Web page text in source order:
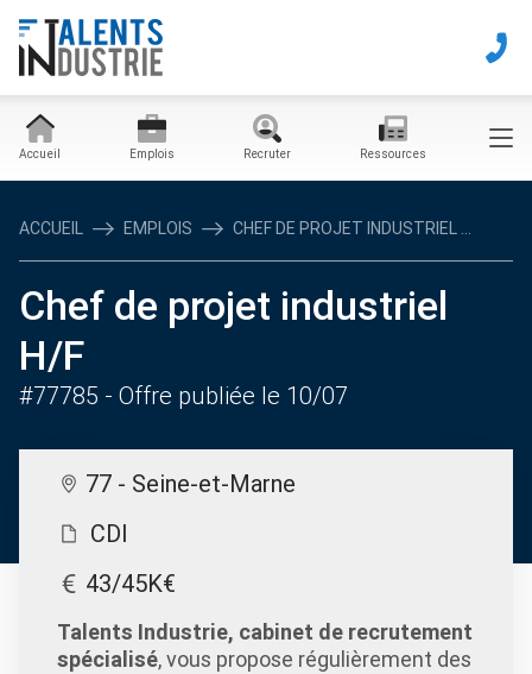
Accueil Emplois Recruter Ressources
ACCUEIL EMPLOIS CHEF DE PROJET INDUSTRIEL ...
Chef de projet industriel
H/F
#77785 - Offre publiée le 10/07
77 - Seine-et-Marne
CDI
43/45K€
Talents Industrie, cabinet de recrutement
spécialisé, vous propose régulièrement des